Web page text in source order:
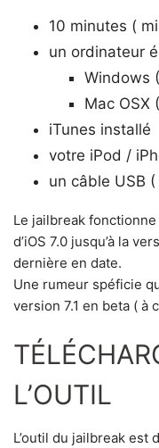
10 minutes (
un ordinateur
Windows
Mac OSX
iTunes installé
votre iPod /
un câble USB
Le jailbreak
d’iOS 7.0 jusqu’à la
dernière en date.
Une rumeur spéficie
version 7.1 en beta ( à
L’OUTIL
L’outil du jailbreak